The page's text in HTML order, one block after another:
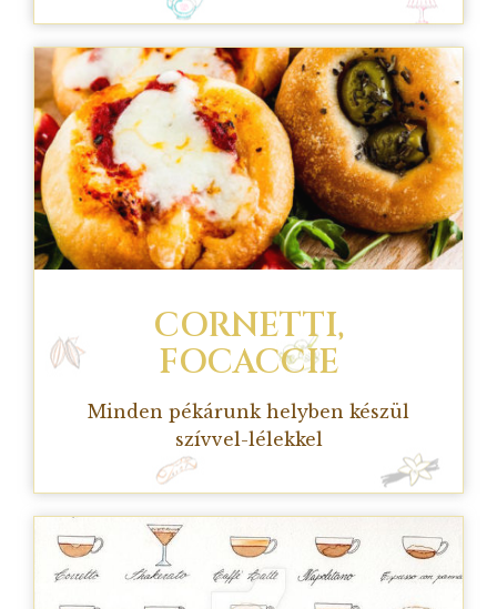
CORNETTI,
FOCACCIE
Minden pékárunk helyben készül
szívvel-lélekkel